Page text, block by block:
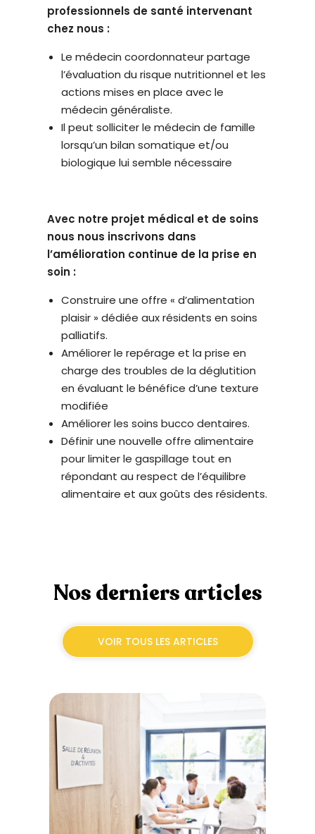
professionnels de santé intervenant
chez nous :
Le médecin coordonnateur partage
l’évaluation du risque nutritionnel et les
actions mises en place avec le
médecin généraliste.
Il peut solliciter le médecin de famille
lorsqu’un bilan somatique et/ou
biologique lui semble nécessaire
Avec notre projet médical et de soins
nous nous inscrivons dans
l’amélioration continue de la prise en
soin :
Construire une offre « d’alimentation
plaisir » dédiée aux résidents en soins
palliatifs.
Améliorer le repérage et la prise en
charge des troubles de la déglutition
en évaluant le bénéfice d’une texture
modifiée
Améliorer les soins bucco dentaires.
Définir une nouvelle offre alimentaire
pour limiter le gaspillage tout en
répondant au respect de l’équilibre
alimentaire et aux goûts des résidents.
Nos derniers articles
VOIR TOUS LES ARTICLES